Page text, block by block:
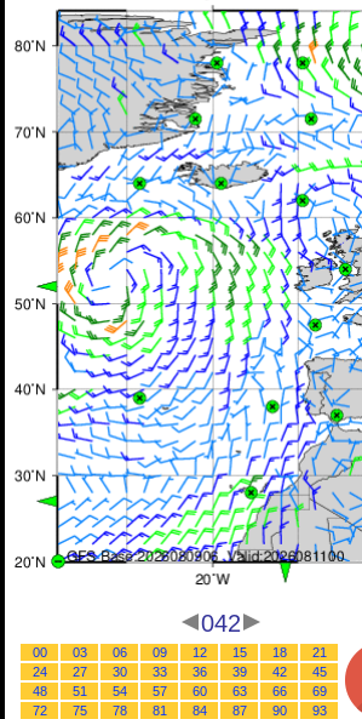
042
00 03 06 09 12 15 18
21
24
27 30 33 36 39 42
45
48
51 54 57 60 63 66
69
72
75 78 81 84 87 90 93